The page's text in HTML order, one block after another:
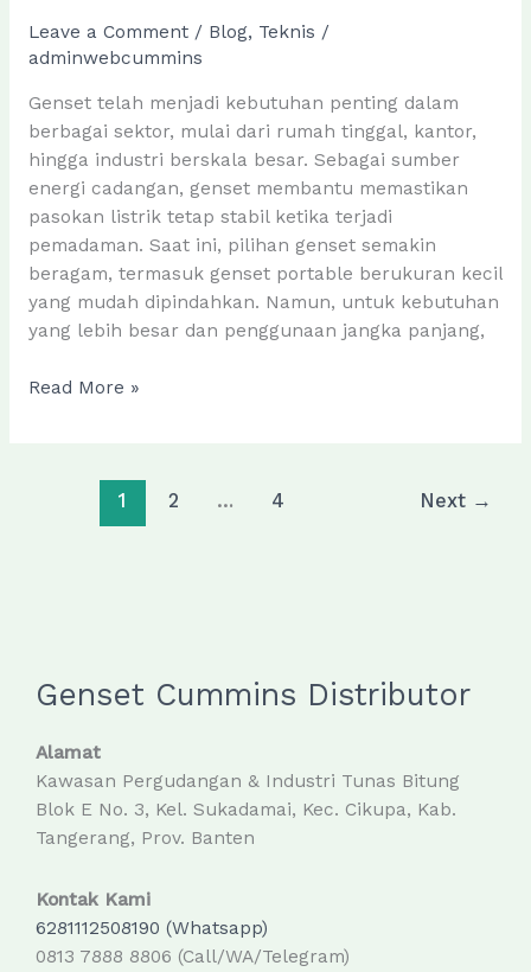
Leave a Comment / Blog, Teknis /
adminwebcummins
Genset telah menjadi kebutuhan penting dalam
berbagai sektor, mulai dari rumah tinggal, kantor,
hingga industri berskala besar. Sebagai sumber
energi cadangan, genset membantu memastikan
pasokan listrik tetap stabil ketika terjadi
pemadaman. Saat ini, pilihan genset semakin
beragam, termasuk genset portable berukuran kecil
yang mudah dipindahkan. Namun, untuk kebutuhan
yang lebih besar dan penggunaan jangka panjang,
Jual
Siap
Read More »
1 2 … 4 Next →
Genset Cummins Distributor
Alamat
Kawasan Pergudangan & Industri Tunas Bitung
Blok E No. 3, Kel. Sukadamai, Kec. Cikupa, Kab.
Tangerang, Prov. Banten
Kontak Kami
6281112508190 (Whatsapp)
0813 7888 8806 (Call/WA/Telegram)